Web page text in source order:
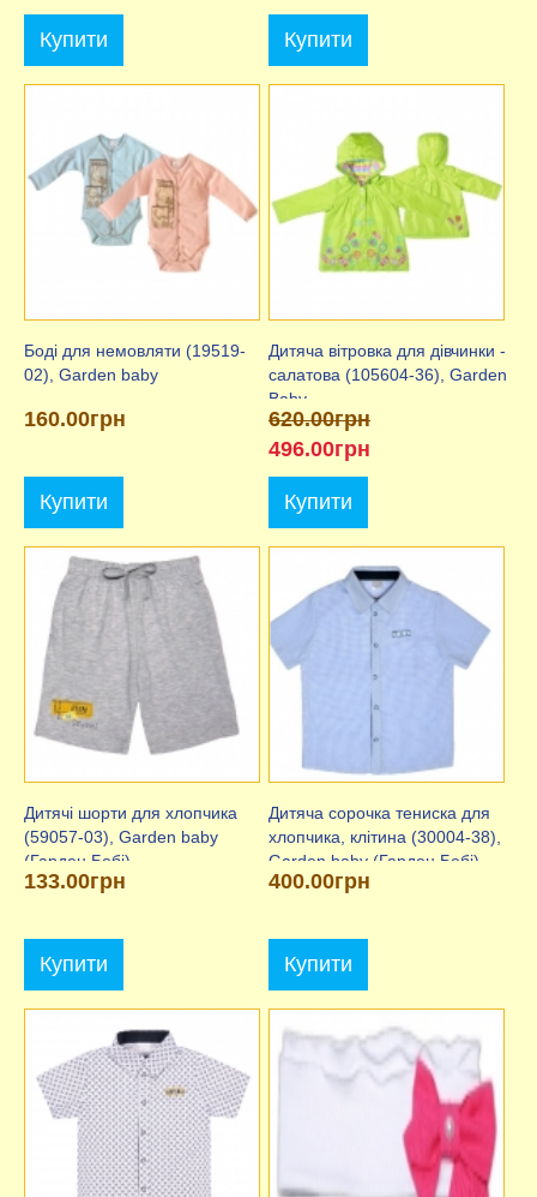
Купити Купити
Боді для немовляти (19519-
02), Garden baby
160.00грн
Купити
Дитяча вітровка для дівчинки -
салатова (105604-36), Garden
Baby
620.00грн
496.00грн
Купити
Дитячі шорти для хлопчика
(59057-03), Garden baby
(Гарден Бебі)
133.00грн
Купити
Дитяча сорочка тениска для
хлопчика, клітина (30004-38),
Garden baby (Гарден Бебі)
400.00грн
Купити